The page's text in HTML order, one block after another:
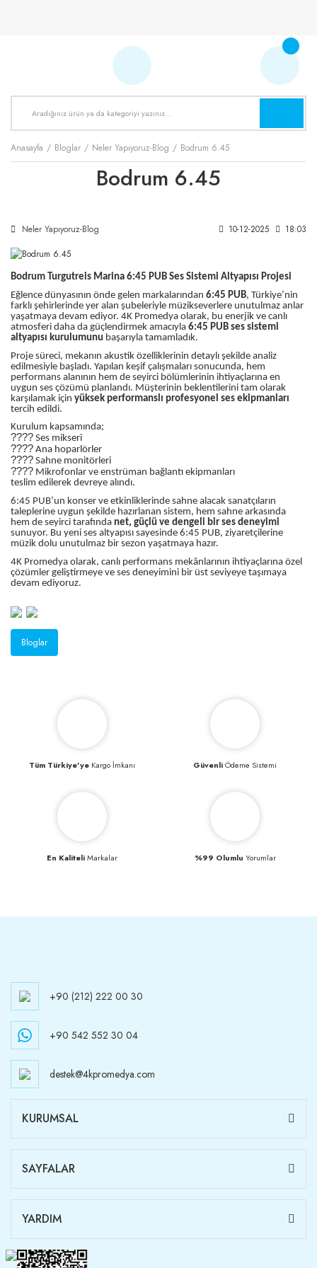
Anasayfa Bloglar Neler Yapıyoruz-Blog Bodrum 6.45
Bodrum 6.45
Neler Yapıyoruz-Blog 10-12-2025 18:03
Bodrum Turgutreis Marina 6:45 PUB Ses Sistemi Altyapısı Projesi
Eğlence dünyasının önde gelen markalarından 6:45 PUB, Türkiye’nin
farklı şehirlerinde yer alan şubeleriyle müzikseverlere unutulmaz anlar
yaşatmaya devam ediyor. 4K Promedya olarak, bu enerjik ve canlı
atmosferi daha da güçlendirmek amacıyla 6:45 PUB ses sistemi
altyapısı kurulumunu başarıyla tamamladık.
Proje süreci, mekanın akustik özelliklerinin detaylı şekilde analiz
edilmesiyle başladı. Yapılan keşif çalışmaları sonucunda, hem
performans alanının hem de seyirci bölümlerinin ihtiyaçlarına en
uygun ses çözümü planlandı. Müşterinin beklentilerini tam olarak
karşılamak için yüksek performanslı profesyonel ses ekipmanları
tercih edildi.
Kurulum kapsamında;
????️ Ses mikseri
???? Ana hoparlörler
???? Sahne monitörleri
???? Mikrofonlar ve enstrüman bağlantı ekipmanları
teslim edilerek devreye alındı.
6:45 PUB’un konser ve etkinliklerinde sahne alacak sanatçıların
taleplerine uygun şekilde hazırlanan sistem, hem sahne arkasında
hem de seyirci tarafında net, güçlü ve dengeli bir ses deneyimi
sunuyor. Bu yeni ses altyapısı sayesinde 6:45 PUB, ziyaretçilerine
müzik dolu unutulmaz bir sezon yaşatmaya hazır.
4K Promedya olarak, canlı performans mekânlarının ihtiyaçlarına özel
çözümler geliştirmeye ve ses deneyimini bir üst seviyeye taşımaya
devam ediyoruz.
Bloglar
Tüm Türkiye’yeKargo İmkanı GüvenliÖdeme Sistemi
En KaliteliMarkalar %99 Olumlu Yorumlar
+90 (212) 222 00 30
+90 542 552 30 04
destek@4kpromedya.com
KURUMSAL
SAYFALAR
YARDIM